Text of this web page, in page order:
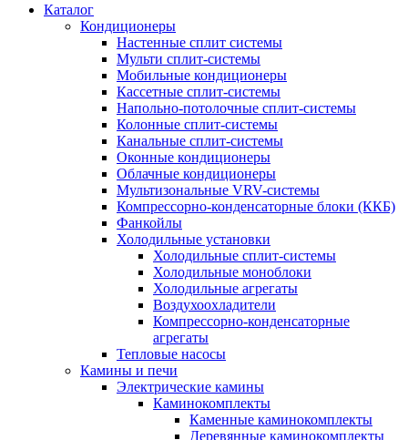
Каталог
Кондиционеры
Настенные сплит системы
Мульти сплит-системы
Мобильные кондиционеры
Кассетные сплит-системы
Напольно-потолочные сплит-системы
Колонные сплит-системы
Канальные сплит-системы
Оконные кондиционеры
Облачные кондиционеры
Мультизональные VRV-системы
Компрессорно-конденсаторные блоки (ККБ)
Фанкойлы
Холодильные установки
Холодильные сплит-системы
Холодильные моноблоки
Холодильные агрегаты
Воздухоохладители
Компрессорно-конденсаторные
агрегаты
Тепловые насосы
Камины и печи
Электрические камины
Каминокомплекты
Каменные каминокомплекты
Деревянные каминокомплекты